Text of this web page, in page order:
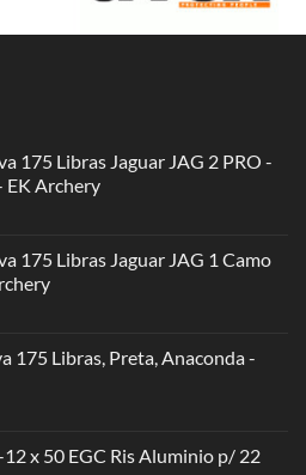
175 Libras Jaguar JAG 2 PRO -
EK Archery
175 Libras Jaguar JAG 1 Camo
175 Libras, Preta, Anaconda -
x 50 EGC Ris Aluminio p/ 22